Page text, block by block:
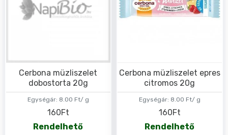
Egységár: 8.00 Ft/ g
Cerbona müzliszelet
dobostorta 20g
160Ft
Rendelhető
Egységár: 8.00 Ft/ g
Cerbona müzliszelet epres
citromos 20g
160Ft
Rendelhető